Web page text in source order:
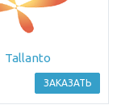
Tallanto
ЗАКАЗАТЬ